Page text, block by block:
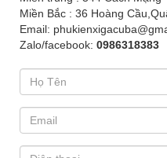
Miền Bắc : 36 Hoàng
Email:
Zalo/facebook: 0986318383